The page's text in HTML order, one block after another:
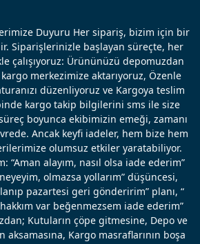
Duyuru Her sipariş, bizim için bir
Siparişlerinizle başlayan süreçte, her
çalışıyoruz: Ürününüzü depomuzdan
merkezimize aktarıyoruz, Özenle
düzenliyoruz ve Kargoya teslim
kargo takip bilgilerini sms ile size
boyunca ekibimizin emeği, zamanı
Ancak keyfi iadeler, hem bize hem
olumsuz etkiler yaratabiliyor.
“Aman alayım, nasıl olsa iade ederim”
olmazsa yollarım” düşüncesi,
pazartesi geri gönderirim” planı, “
var beğenmezsem iade ederim”
Kutuların çöpe gitmesine, Depo ve
Kargo masraflarının boşa